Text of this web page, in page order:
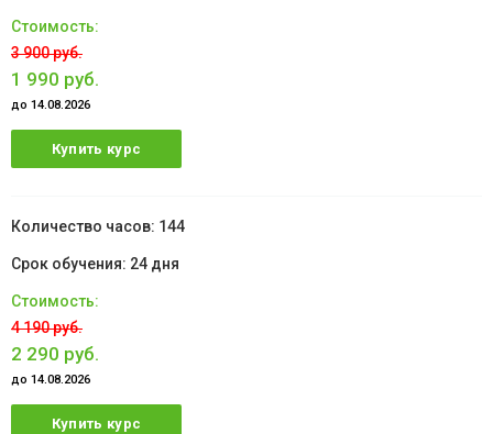
3 900 руб.
1 990 руб.
до 14.08.2026
Купить курс
144
24 дня
4 190 руб.
2 290 руб.
до 14.08.2026
Купить курс